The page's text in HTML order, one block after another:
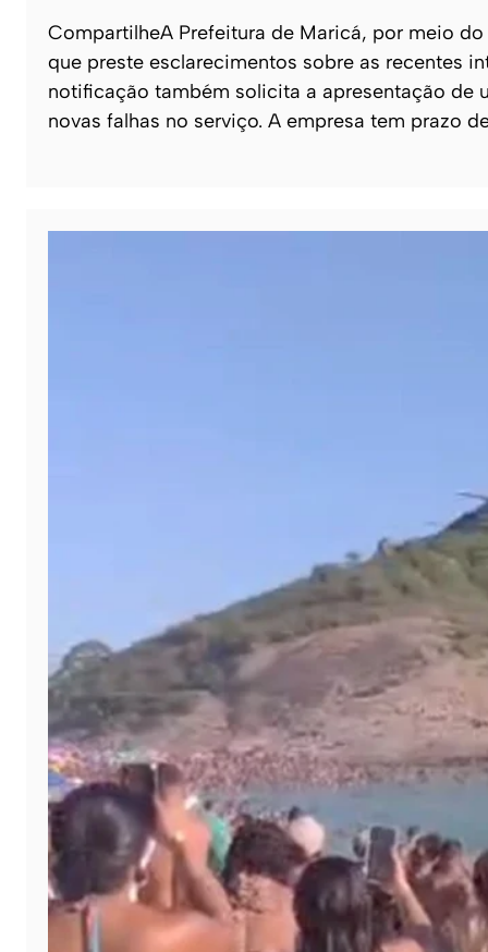
CompartilheA Prefeitura de Maricá, por meio
que preste esclarecimentos sobre as recentes
notificação também solicita a apresentação de
novas falhas no serviço. A empresa tem prazo